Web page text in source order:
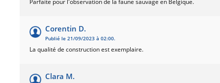
Parfaite pour l'observation de la faune sauvage en Belgique.
Corentin D.
Publié le 21/09/2023 à 02:00.
La qualité de construction est exemplaire.
Clara M.